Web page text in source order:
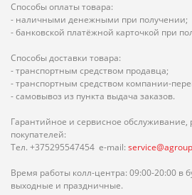
Способы оплаты товара:
- наличными денежными при получении;
- банковской платёжной карточкой при
Способы доставки товара:
- транспортным средством продавца;
- транспортным средством компании-
- самовывоз из пункта выдача заказов.
Гарантийное и сервисное
покупателей:
Тел. +375295547454 e-mail:
Время работы колл-центра: 09:00-20:00 в
выходные и праздничные.